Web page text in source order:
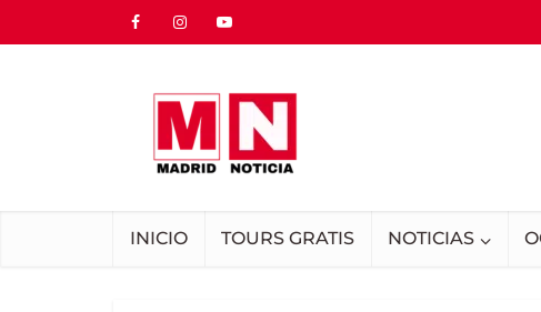
INICIO TOURS GRATIS NOTICIAS